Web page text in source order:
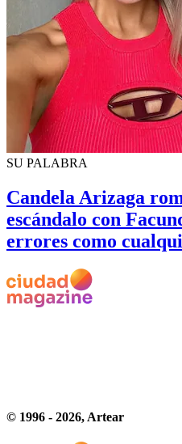
SU PALABRA
Candela Arizaga
escándalo con
errores como
© 1996 - 2026, Artear